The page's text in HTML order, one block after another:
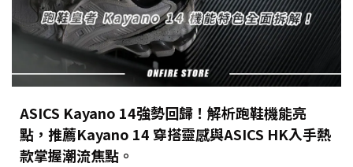
ASICS Kayano 14強勢回歸！解析跑鞋機能亮
點，推薦Kayano 14 穿搭靈感與ASICS HK入手熱
款掌握潮流焦點。